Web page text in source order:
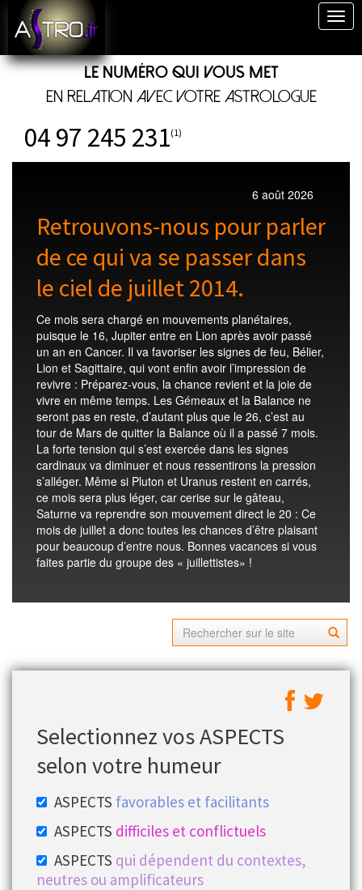
Le numéro qui vous met
en relation avec votre astrologue
04 97 245 231(1)
6 août 2026
Retrouvons-nous pour parler
de ce qui va se passer dans
le ciel de juillet 2014.
Ce mois sera chargé en mouvements planétaires,
puisque le 16, Jupiter entre en Lion après avoir passé
un an en Cancer. Il va favoriser les signes de feu, Bélier,
Lion et Sagittaire, qui vont enfin avoir l’impression de
revivre : Préparez-vous, la chance revient et la joie de
vivre en même temps. Les Gémeaux et la Balance ne
seront pas en reste, d’autant plus que le 26, c’est au
tour de Mars de quitter la Balance où il a passé 7 mois.
La forte tension qui s’est exercée dans les signes
cardinaux va diminuer et nous ressentirons la pression
s’alléger. Même si Pluton et Uranus restent en carrés,
ce mois sera plus léger, car cerise sur le gâteau,
Saturne va reprendre son mouvement direct le 20 : Ce
mois de juillet a donc toutes les chances d’être plaisant
pour beaucoup d’entre nous. Bonnes vacances si vous
faites partie du groupe des « juillettistes» !
Selectionnez vos ASPECTS
selon votre humeur
ASPECTS favorables et facilitants
ASPECTS difficiles et conflictuels
ASPECTS qui dépendent du contextes,
neutres ou amplificateurs